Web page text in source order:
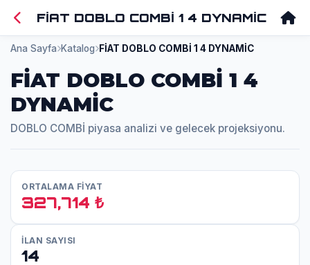
FİAT DOBLO COMBİ 1 4 DYNAMİC
Ana Sayfa Katalog FİAT DOBLO COMBİ 1 4 DYNAMİC
FİAT DOBLO COMBİ 1 4
DYNAMİC
DOBLO COMBİ piyasa analizi ve gelecek projeksiyonu.
ORTALAMA FİYAT
327,714 ₺
İLAN SAYISI
14